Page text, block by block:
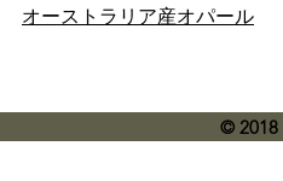
オーストラリア産オパール
© 2018